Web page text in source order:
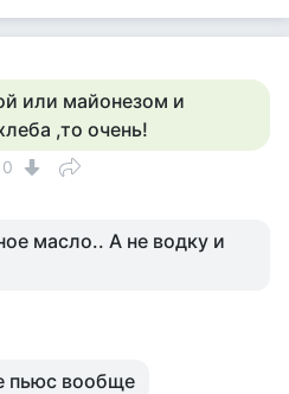
или майонезом и
,то очень!
0
масло.. А не водку и
пьюс вообще